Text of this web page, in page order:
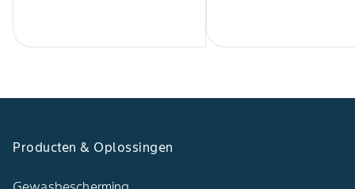
Producten & Oplossingen